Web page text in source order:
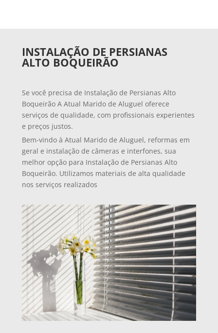
INSTALAÇÃO DE PERSIANAS
ALTO BOQUEIRÃO
Se você precisa de Instalação de Persianas Alto
Boqueirão A Atual Marido de Aluguel oferece
serviços de qualidade, com profissionais experientes
e preços justos.
Bem-vindo à Atual Marido de Aluguel, reformas em
geral e instalação de câmeras e interfones, sua
melhor opção para Instalação de Persianas Alto
Boqueirão. Utilizamos materiais de alta qualidade
nos serviços realizados